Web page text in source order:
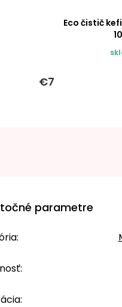
Eco čistič
€7
parametre
:
:
: